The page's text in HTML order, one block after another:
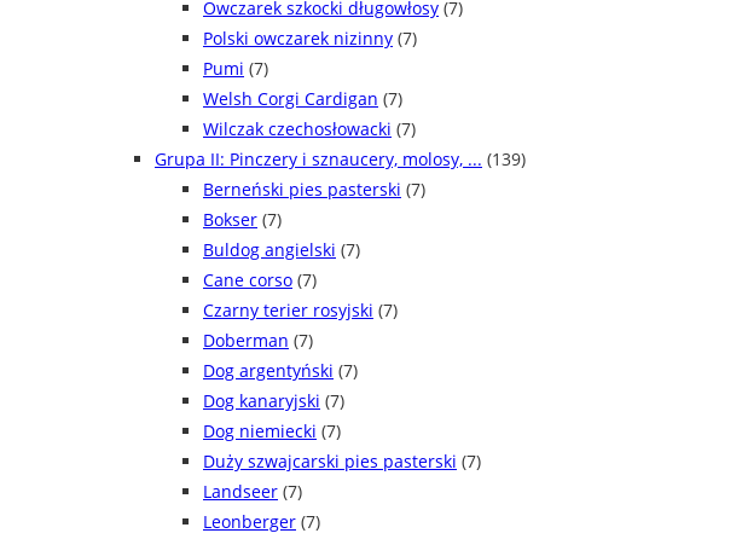
Owczarek szkocki długowłosy (7)
Polski owczarek nizinny (7)
Pumi (7)
Welsh Corgi Cardigan (7)
Wilczak czechosłowacki (7)
Grupa II: Pinczery i sznaucery, molosy, ... (139)
Berneński pies pasterski (7)
Bokser (7)
Buldog angielski (7)
Cane corso (7)
Czarny terier rosyjski (7)
Doberman (7)
Dog argentyński (7)
Dog kanaryjski (7)
Dog niemiecki (7)
Duży szwajcarski pies pasterski (7)
Landseer (7)
Leonberger (7)